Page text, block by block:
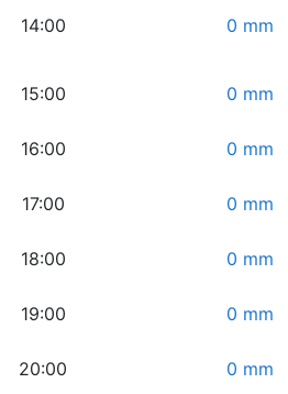
14:00 0 mm
15:00 0 mm
16:00 0 mm
17:00 0 mm
18:00 0 mm
19:00 0 mm
20:00 0 mm